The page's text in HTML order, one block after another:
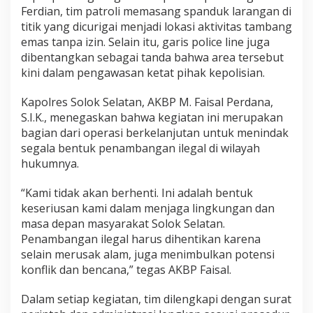
g
a
l
,
d
i
o
r
o
n
g
n
g
a
i
P
n
u
h
Ferdian, tim patroli memasang spanduk larangan di
titik yang dicurigai menjadi lokasi aktivitas tambang
emas tanpa izin. Selain itu, garis police line juga
dibentangkan sebagai tanda bahwa area tersebut
kini dalam pengawasan ketat pihak kepolisian.
Kapolres Solok Selatan, AKBP M. Faisal Perdana,
S.I.K., menegaskan bahwa kegiatan ini merupakan
bagian dari operasi berkelanjutan untuk menindak
segala bentuk penambangan ilegal di wilayah
hukumnya.
“Kami tidak akan berhenti. Ini adalah bentuk
keseriusan kami dalam menjaga lingkungan dan
masa depan masyarakat Solok Selatan.
Penambangan ilegal harus dihentikan karena
selain merusak alam, juga menimbulkan potensi
konflik dan bencana,” tegas AKBP Faisal.
Dalam setiap kegiatan, tim dilengkapi dengan surat